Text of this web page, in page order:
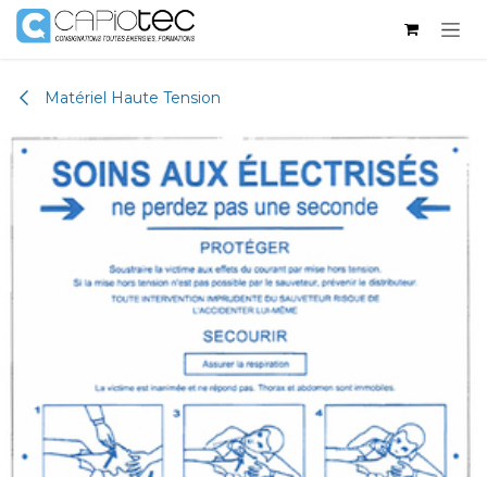
Se rendre au contenu
Matériel Haute Tension